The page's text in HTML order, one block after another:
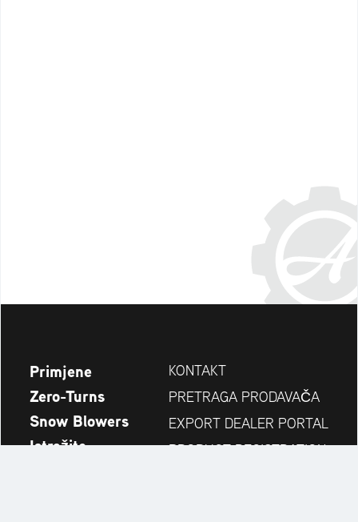
Primjene
Zero-Turns
Snow Blowers
Istražite
KONTAKT
PRETRAGA PRODAVAČA
EXPORT DEALER PORTAL
PRODUCT REGISTRATION